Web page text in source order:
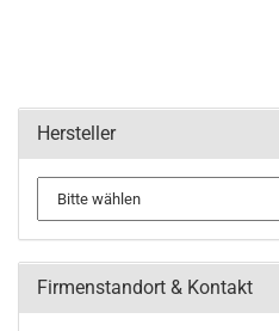
Hersteller
Firmenstandort & Kontakt